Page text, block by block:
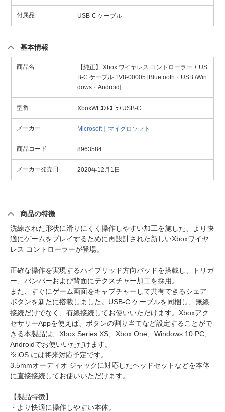
付属品 USB-C ケーブル
基本情報
商品名
【純正】 Xbox ワイヤレス コントローラー + US
B-C ケーブル 1V8-00005 [Bluetooth・USB /Win
dows・Android]
型番 XboxWLｺﾝﾄﾛｰﾗ+USB-C
メーカー Microsoft｜マイクロソフト
商品コード 8963584
メーカー発売日 2020年12月1日
商品の特徴
洗練された形状に滑りにくく操作しやすい加工を施した、より快
適にゲームをプレイするために再設計された新しいXboxワイヤ
レス コントローラーが登場。
正確な操作を実現するハイブリッド方向パッドを搭載し、トリガ
ー、バンパーおよび背面にテクスチャー加工を採用。
また、すぐにゲーム画面をキャプチャーして共有できるシェア
ボタンを新たに搭載しました。USB-C ケーブルを同梱し、無線
接続だけでなく、有線接続してお使いいただけます。Xboxアク
セサリーAppを使えば、ボタンの割り当てなど設定することがで
きる本製品は、Xbox Series XS、Xbox One、Windows 10 PC、
Androidでお使いいただけます。
※iOS には将来対応予定です。
3.5mmオーディオ ジャックに対応したヘッドセットなどを本体
に直接接続してお使いいただけます。
【製品特徴】
・より快適に操作しやすい本体。